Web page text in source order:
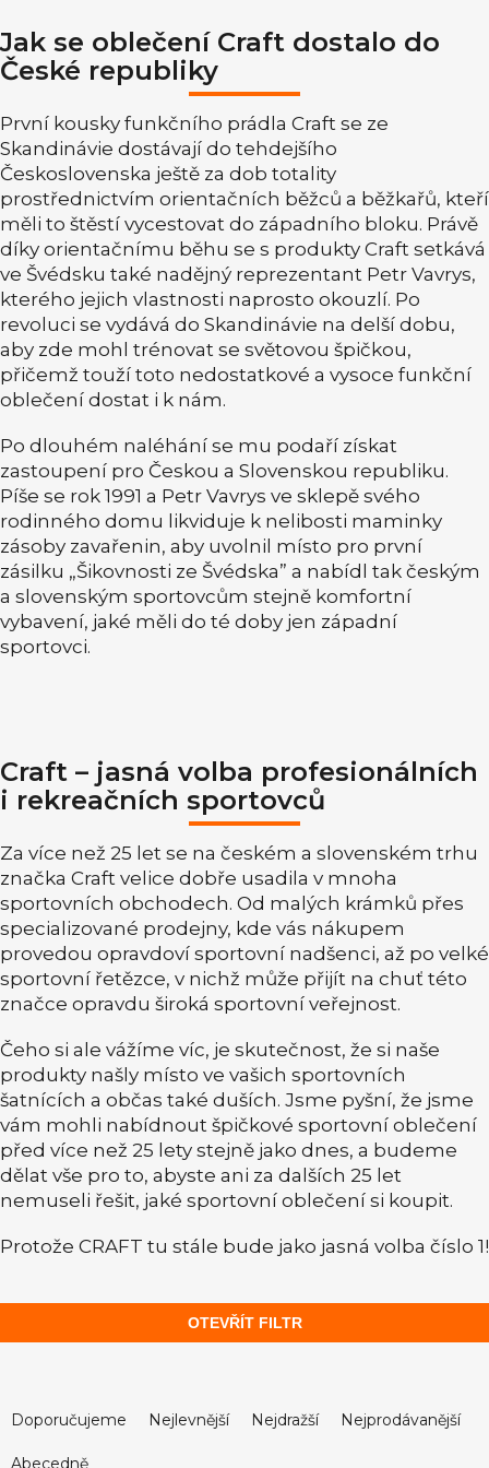
Jak se oblečení Craft dostalo do
České republiky
První kousky funkčního prádla Craft se ze
Skandinávie dostávají do tehdejšího
Československa ještě za dob totality
prostřednictvím orientačních běžců a běžkařů, kteří
měli to štěstí vycestovat do západního bloku. Právě
díky orientačnímu běhu se s produkty Craft setkává
ve Švédsku také nadějný reprezentant Petr Vavrys,
kterého jejich vlastnosti naprosto okouzlí. Po
revoluci se vydává do Skandinávie na delší dobu,
aby zde mohl trénovat se světovou špičkou,
přičemž touží toto nedostatkové a vysoce funkční
oblečení dostat i k nám.
Po dlouhém naléhání se mu podaří získat
zastoupení pro Českou a Slovenskou republiku.
Píše se rok 1991 a Petr Vavrys ve sklepě svého
rodinného domu likviduje k nelibosti maminky
zásoby zavařenin, aby uvolnil místo pro první
zásilku „Šikovnosti ze Švédska” a nabídl tak českým
a slovenským sportovcům stejně komfortní
vybavení, jaké měli do té doby jen západní
sportovci.
Craft – jasná volba profesionálních
i rekreačních sportovců
Za více než 25 let se na českém a slovenském trhu
značka Craft velice dobře usadila v mnoha
sportovních obchodech. Od malých krámků přes
specializované prodejny, kde vás nákupem
provedou opravdoví sportovní nadšenci, až po velké
sportovní řetězce, v nichž může přijít na chuť této
značce opravdu široká sportovní veřejnost.
Čeho si ale vážíme víc, je skutečnost, že si naše
produkty našly místo ve vašich sportovních
šatnících a občas také duších. Jsme pyšní, že jsme
vám mohli nabídnout špičkové sportovní oblečení
před více než 25 lety stejně jako dnes, a budeme
dělat vše pro to, abyste ani za dalších 25 let
nemuseli řešit, jaké sportovní oblečení si koupit.
Protože CRAFT tu stále bude jako jasná volba číslo 1!
OTEVŘÍT FILTR
aDoporučujeme Nejlevnější Nejdražší Nejprodávanější
Abecedně